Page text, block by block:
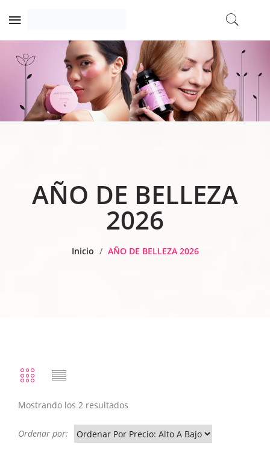
AÑO DE BELLEZA
2026
Inicio / AÑO DE BELLEZA 2026
Mostrando los 2 resultados
Ordenar por: